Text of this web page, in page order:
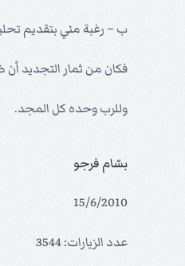
ب – رغبة مني بتقديم
فكان من ثمار التجديد
وللرب وحده كل المجد.
بسّام فرجو
15/6/2010
عدد الزيارات: 3544